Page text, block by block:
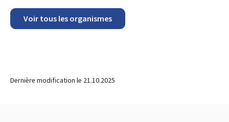
Voir tous les organismes
Dernière modification le 21.10.2025